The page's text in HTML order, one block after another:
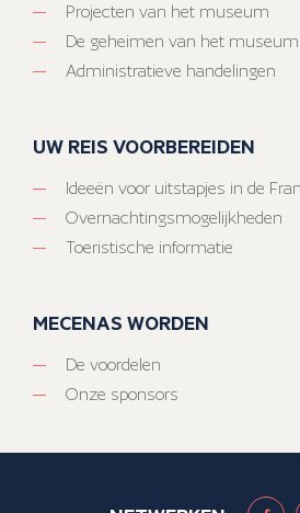
Projecten van het museum
De geheimen van het museum
Administratieve handelingen
UW REIS VOORBEREIDEN
Ideeën voor uitstapjes in de
Overnachtingsmogelijkheden
Toeristische informatie
MECENAS WORDEN
De voordelen
Onze sponsors